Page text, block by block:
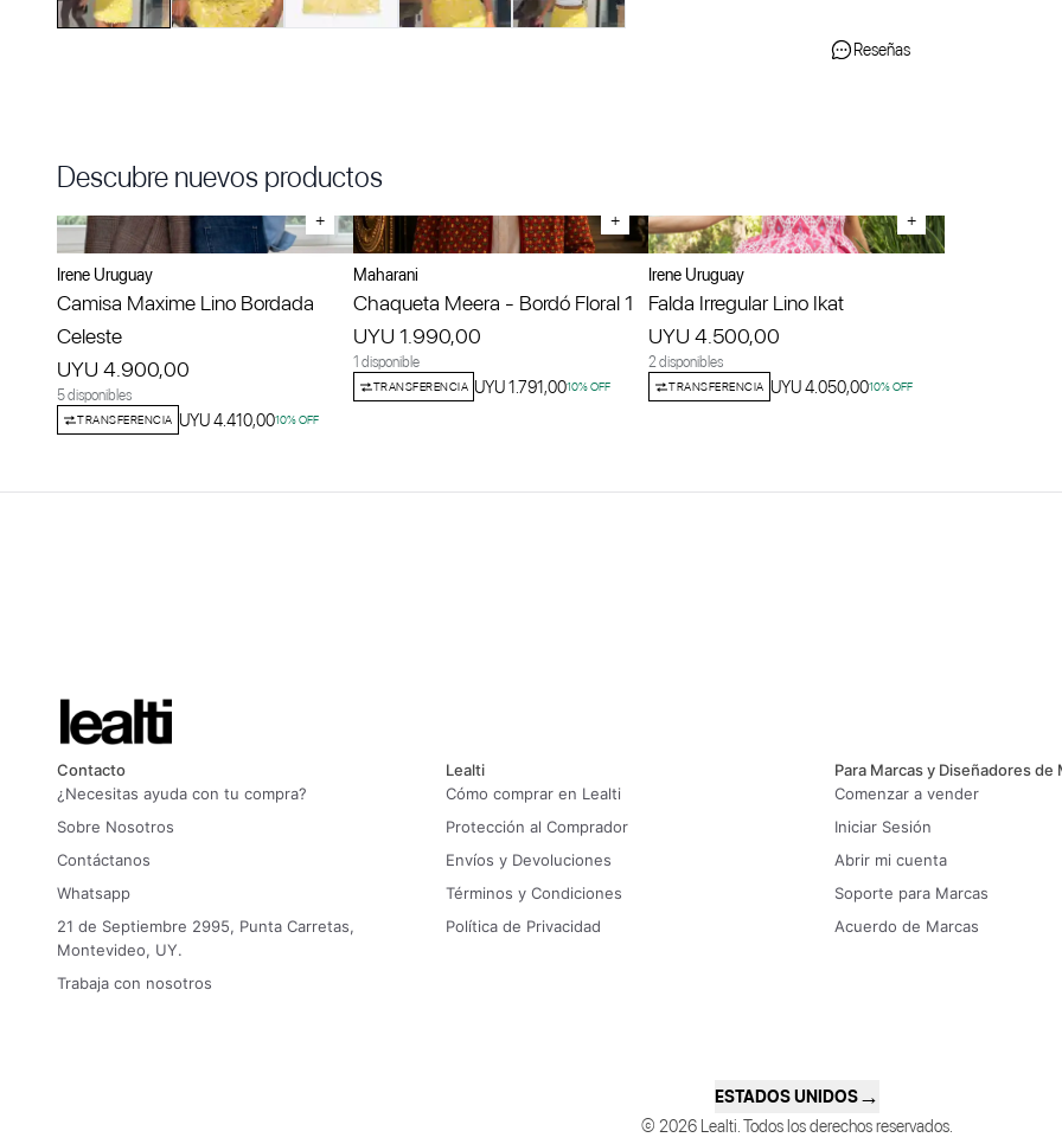
Reseñas
Descubre nuevos productos
+
Irene Uruguay
Camisa Maxime Lino Bordada
Celeste
UYU 4.900,00
5 disponibles
TRANSFERENCIA UYU 4.410,0010% OFF
+
Maharani
Chaqueta Meera - Bordó Floral 1
UYU 1.990,00
1 disponible
TRANSFERENCIA UYU 1.791,0010% OFF
+
Irene Uruguay
Falda Irregular Lino Ikat
UYU 4.500,00
2 disponibles
TRANSFERENCIA UYU 4.050,0010% OFF
Contacto
¿Necesitas ayuda con tu compra?
Sobre Nosotros
Contáctanos
Whatsapp
21 de Septiembre 2995, Punta Carretas,
Montevideo, UY.
Trabaja con nosotros
Lealti
Cómo comprar en Lealti
Protección al Comprador
Envíos y Devoluciones
Términos y Condiciones
Política de Privacidad
Para Marcas y Diseñadores de
Comenzar a vender
Iniciar Sesión
Abrir mi cuenta
Soporte para Marcas
Acuerdo de Marcas
ESTADOS UNIDOS→
© 2026 Lealti. Todos los derechos reservados.